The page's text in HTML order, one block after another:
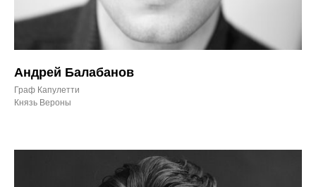
Андрей Балабанов
Граф Капулетти
Князь Вероны